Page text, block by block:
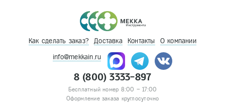
Как сделать заказ? Доставка Контакты О компании
info@mekkain.ru
8 (800) 3333-897
Бесплатный номер 8:00 – 17:00
Оформление заказа круглосуточно